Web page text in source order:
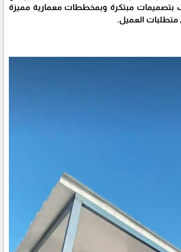
بتصميمات مبتكرة وبمخططات معمارية مميزة
متطلبات العميل.